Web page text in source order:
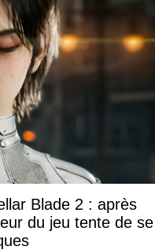
Blade 2 : après
du jeu tente de se